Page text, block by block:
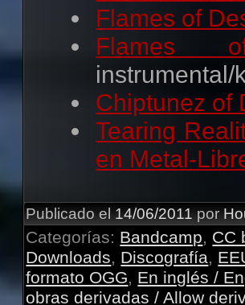
Flames of
Flames
instrumental/
Chiptunez of
Tearing
en Metal-
Publicado el 14/06/2011 por
Categorías: Bandcamp, CC
Downloads, Discografía,
formato OGG, En inglés /
obras derivadas / Allow